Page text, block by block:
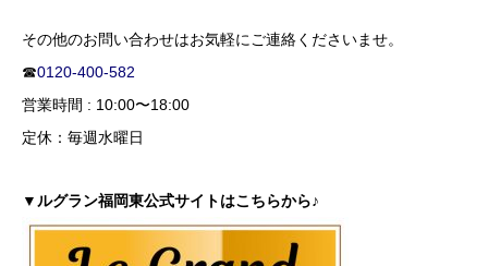
その他のお問い合わせはお気軽にご連絡くださいませ。
☎0120-400-582
営業時間 : 10:00〜18:00
定休：毎週水曜日
▼ルグラン福岡東公式サイトはこちらから♪